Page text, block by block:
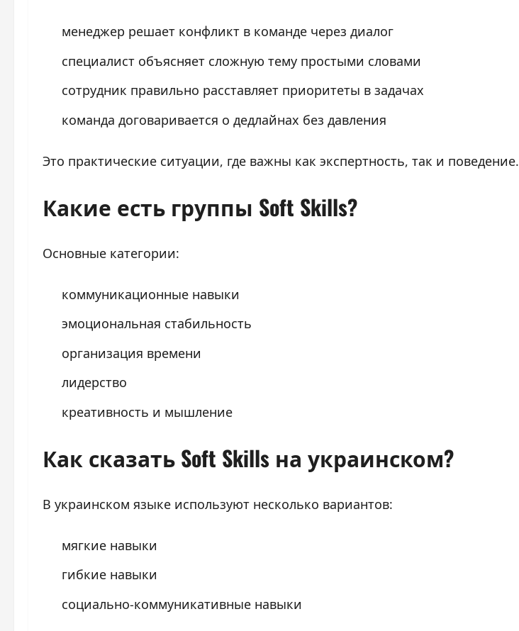
менеджер решает конфликт в команде через диалог
специалист объясняет сложную тему простыми словами
сотрудник правильно расставляет приоритеты в задачах
команда договаривается о дедлайнах без давления
Это практические ситуации, где важны как экспертность, так и поведение.
Какие есть группы Soft Skills?
Основные категории:
коммуникационные навыки
эмоциональная стабильность
организация времени
лидерство
креативность и мышление
Как сказать Soft Skills на украинском?
В украинском языке используют несколько вариантов:
мягкие навыки
гибкие навыки
социально-коммуникативные навыки